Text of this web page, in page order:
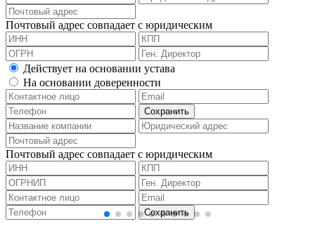
Почтовый адрес совпадает с юридическим
Действует на основании устава
На основании доверенности
Почтовый адрес совпадает с юридическим